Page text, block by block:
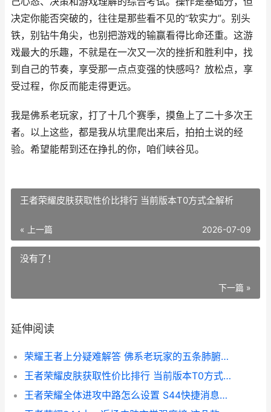
决定你能否突破的，往往是那些看不见的“软实力”。别头
铁，别钻牛角尖，也别把游戏的输赢看得比命还重。这游
戏最大的乐趣，不就是在一次又一次的挫折和胜利中，找
到自己的节奏，享受那一点点变强的快感吗？放松点，享
受过程，你反而能走得更远。
我是佛系老玩家，打了十几个赛季，摸鱼上了二十多次王
者。以上这些，都是我从坑里爬出来后，拍拍土说的经
验。希望能帮到还在挣扎的你，咱们峡谷见。
王者荣耀皮肤获取性价比排行 当前版本T0方式全解析
« 上一篇 2026-07-09
没有了！
下一篇 »
延伸阅读
荣耀王者上分疑难解答 佛系老玩家的五条肺腑之言
王者荣耀皮肤获取性价比排行 当前版本T0方式全解析
王者荣耀全体进攻中路怎么设置 S44快捷消息设置与战术解读